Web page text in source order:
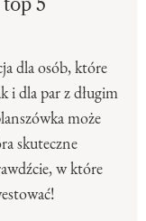
5
dla osób, które
i dla par z długim
może
skuteczne
w które